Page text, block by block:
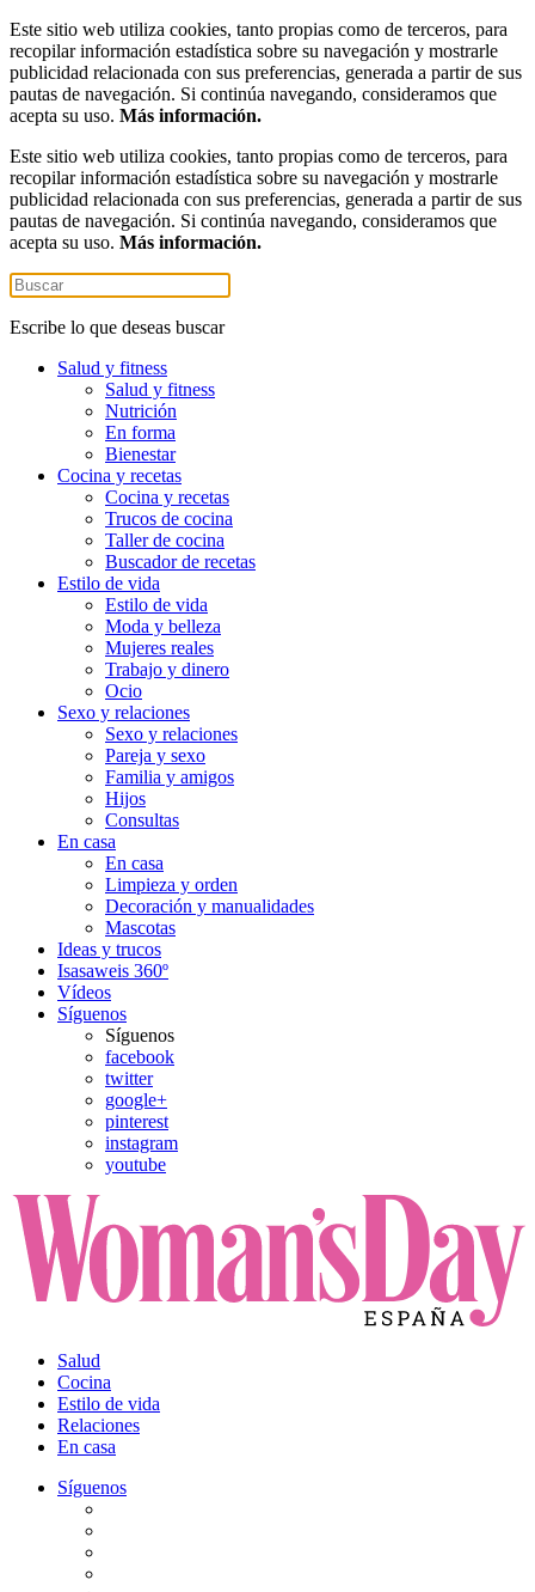
Este sitio web utiliza cookies, tanto propias como de terceros, para
recopilar información estadística sobre su navegación y mostrarle
publicidad relacionada con sus preferencias, generada a partir de sus
pautas de navegación. Si continúa navegando, consideramos que
acepta su uso. Más información.
Este sitio web utiliza cookies, tanto propias como de terceros, para
recopilar información estadística sobre su navegación y mostrarle
publicidad relacionada con sus preferencias, generada a partir de sus
pautas de navegación. Si continúa navegando, consideramos que
acepta su uso. Más información.
Escribe lo que deseas buscar
Salud y fitness
Salud y fitness
Nutrición
En forma
Bienestar
Cocina y recetas
Cocina y recetas
Trucos de cocina
Taller de cocina
Buscador de recetas
Estilo de vida
Estilo de vida
Moda y belleza
Mujeres reales
Trabajo y dinero
Ocio
Sexo y relaciones
Sexo y relaciones
Pareja y sexo
Familia y amigos
Hijos
Consultas
En casa
En casa
Limpieza y orden
Decoración y manualidades
Mascotas
Ideas y trucos
Isasaweis 360º
Vídeos
Síguenos
Síguenos
facebook
twitter
google+
pinterest
instagram
youtube
Salud
Cocina
Estilo de vida
Relaciones
En casa
Síguenos